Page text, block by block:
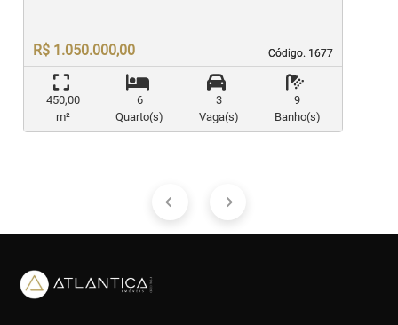
Código. 1677
Código. 1677
R$ 1.050.000,00
450,00
m²
6
Quarto(s)
3
Vaga(s)
9
Banho(s)